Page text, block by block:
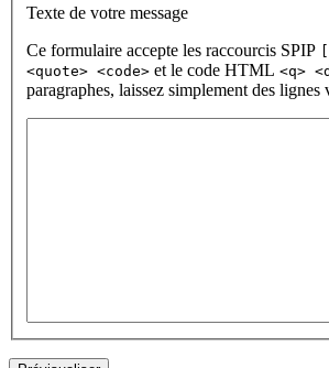
Texte de votre message
Ce formulaire accepte les raccourcis SPIP
<quote> <code> et le code HTML <q>
paragraphes, laissez simplement des lignes